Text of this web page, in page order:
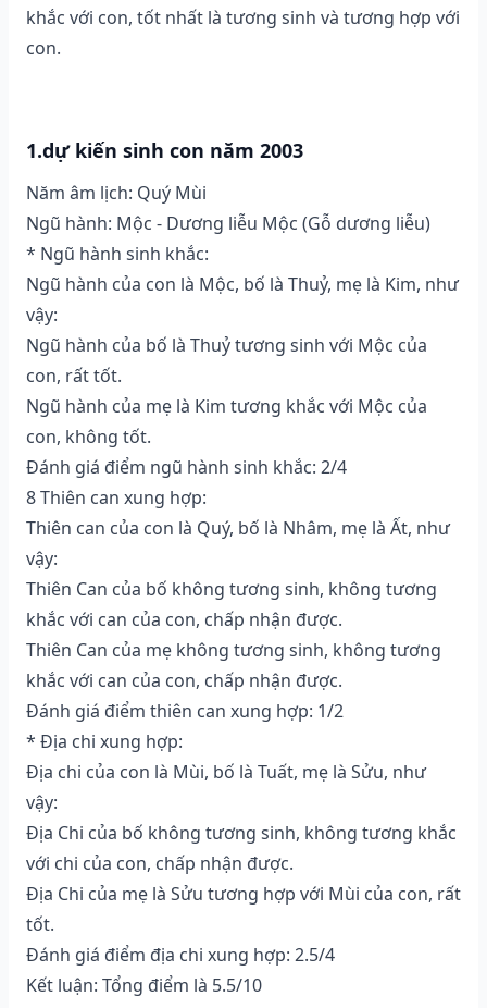
khắc với con, tốt nhất là tương sinh và tương hợp với
con.
1.dự kiến sinh con năm 2003
Năm âm lịch: Quý Mùi
Ngũ hành: Mộc - Dương liễu Mộc (Gỗ dương liễu)
* Ngũ hành sinh khắc:
Ngũ hành của con là Mộc, bố là Thuỷ, mẹ là Kim, như
vậy:
Ngũ hành của bố là Thuỷ tương sinh với Mộc của
con, rất tốt.
Ngũ hành của mẹ là Kim tương khắc với Mộc của
con, không tốt.
Đánh giá điểm ngũ hành sinh khắc: 2/4
8 Thiên can xung hợp:
Thiên can của con là Quý, bố là Nhâm, mẹ là Ất, như
vậy:
Thiên Can của bố không tương sinh, không tương
khắc với can của con, chấp nhận được.
Thiên Can của mẹ không tương sinh, không tương
khắc với can của con, chấp nhận được.
Đánh giá điểm thiên can xung hợp: 1/2
* Địa chi xung hợp:
Địa chi của con là Mùi, bố là Tuất, mẹ là Sửu, như
vậy:
Địa Chi của bố không tương sinh, không tương khắc
với chi của con, chấp nhận được.
Địa Chi của mẹ là Sửu tương hợp với Mùi của con, rất
tốt.
Đánh giá điểm địa chi xung hợp: 2.5/4
Kết luận: Tổng điểm là 5.5/10